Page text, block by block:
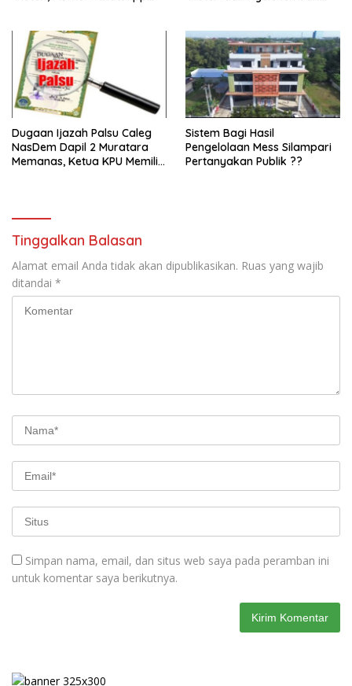
Dugaan Ijazah Palsu Caleg
NasDem Dapil 2 Muratara
Memanas, Ketua KPU Memilih
Sistem Bagi Hasil
Pengelolaan Mess Silampari
Pertanyakan Publik ??
Tinggalkan Balasan
Alamat email Anda tidak akan dipublikasikan. Ruas yang wajib
ditandai *
Simpan nama, email, dan situs web saya pada peramban ini
untuk komentar saya berikutnya.